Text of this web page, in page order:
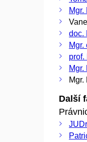
Mgr.
doc.
prof.
Další